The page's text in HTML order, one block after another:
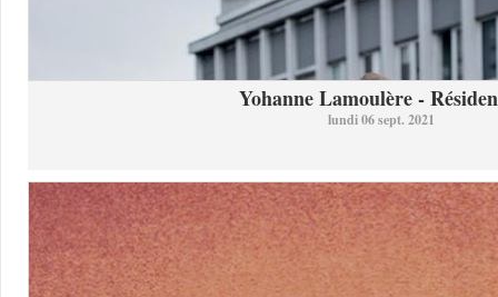
Yohanne Lamoulère -
lundi 06 sept. 2021